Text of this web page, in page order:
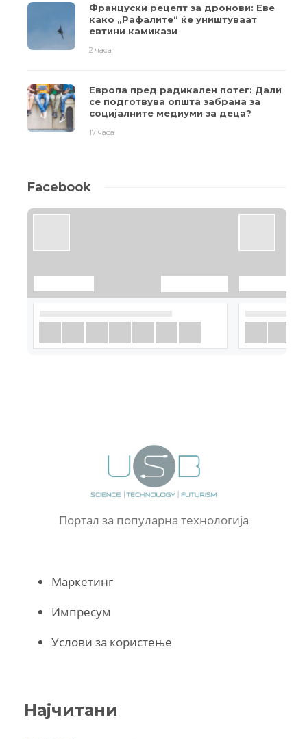
Француски рецепт за дронови: Еве
како „Рафалите“ ќе уништуваат
евтини камикази
2 часа
Европа пред радикален потег: Дали
се подготвува општа забрана за
социјалните медиуми за деца?
17 часа
Facebook
Портал за популарна технологија
Маркетинг
Импресум
Услови за користење
Најчитани